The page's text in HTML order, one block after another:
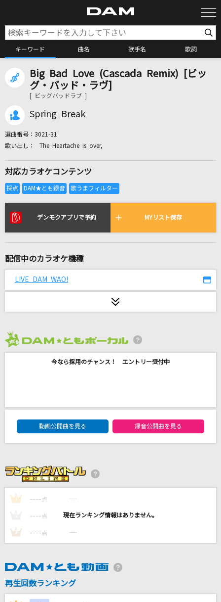
キーワード 曲名 歌手名 歌詞
カラオケ検索
カラオケ店舗検索
カラオケリクエスト
リアルタイムで歌われている曲の一覧
IN MY DREAM
サザンクロス
BUMP OF CHICKEN
来生たかお
lucky train!
Mr.Children
ロード
THE 虎舞竜(THE TRA-BRYU)
RPG
劇薬中毒
Big Bad Love (Cascada Remix) [ビッ
グ・バッド・ラヴ]
[ ビッグバッドラブ ]
Spring Break
選曲番号： 3021-31
The Heartache is over,
対応カラオケコンテンツ
デンモクアプリで予約 MYリスト保存
配信中のカラオケ機種
LIVE DAM WAO!
今なら採用のチャンス！ エントリー受付中
DAM★ともボーカルエントリーランキング
動画公開曲を見る
録音公開曲を見る
1 ---- 点 ----
---- 点 ----
3 ---- 点 ----
再生回数ランキング